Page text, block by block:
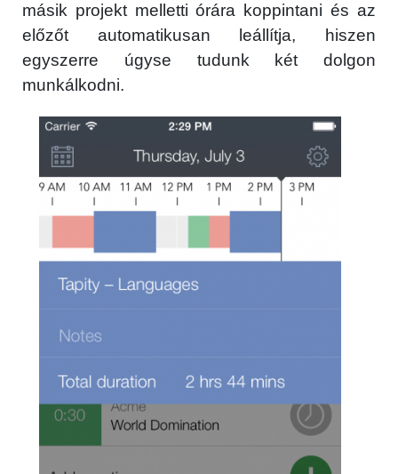
másik projekt melletti órára koppintani és az
előzőt automatikusan leállítja, hiszen
egyszerre úgyse tudunk két dolgon
munkálkodni.